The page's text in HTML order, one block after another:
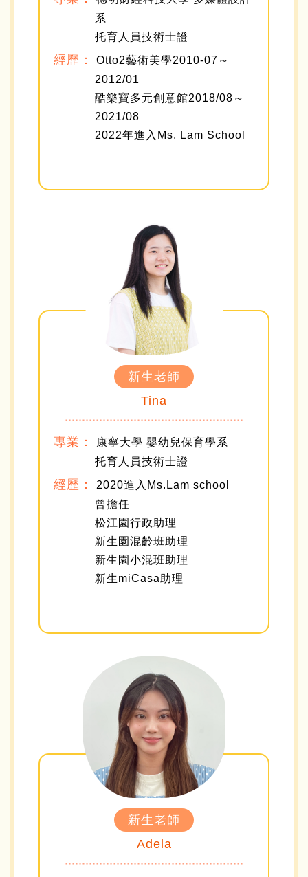
系
托育人員技術士證
經歷：
Otto2藝術美學2010-07～
2012/01
酷樂寶多元創意館2018/08～
2021/08
2022年進入Ms. Lam School
新生老師
Tina
專業：
康寧大學 嬰幼兒保育學系
托育人員技術士證
經歷：
2020進入Ms.Lam school
曾擔任
松江園行政助理
新生園混齡班助理
新生園小混班助理
新生miCasa助理
新生老師
Adela